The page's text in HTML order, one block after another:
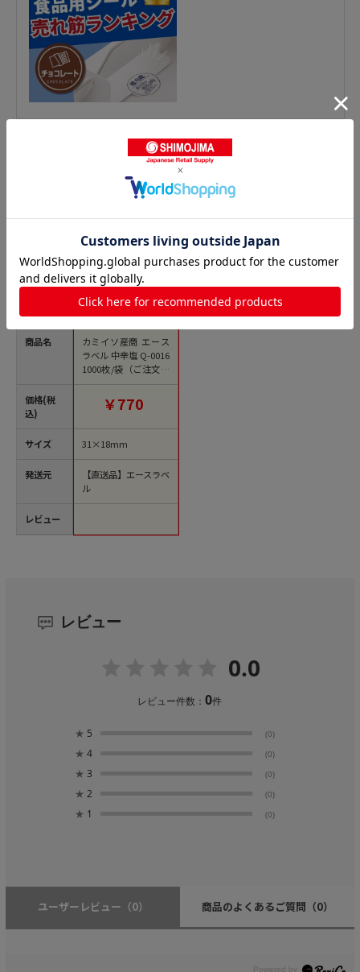
鮮魚シールの人気商品との比較
商品名
価格(税
込)
サイズ
発送元
レビュー
カミイソ産商 エース
ラベル 中辛塩 Q-0016
1000枚/袋（ご注文単
位1袋）【直送品】
￥770
31×18mm
【直送品】エースラベ
ル
レビュー
0.0
レビュー件数：0件
★ 5 (0)
★ 4 (0)
★ 3 (0)
★ 2 (0)
★ 1 (0)
ユーザーレビュー （0） 商品のよくあるご質問 （0）